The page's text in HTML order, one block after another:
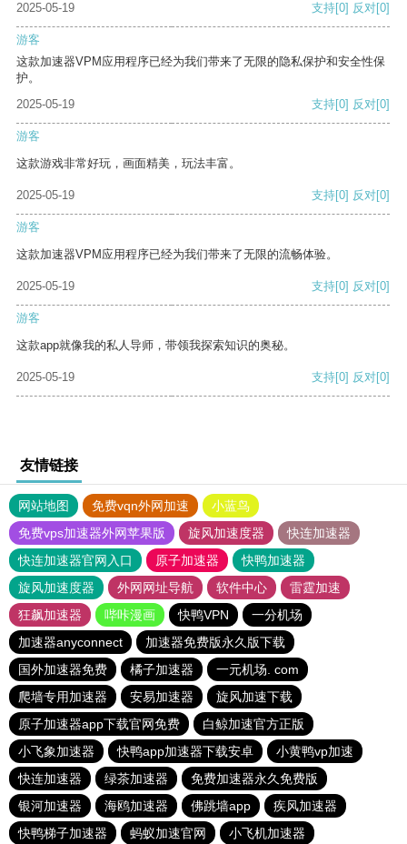
2025-05-19
支持[0] 反对[0]
游客
这款加速器VPM应用程序已经为我们带来了无限的隐私保护和安全性保
护。
2025-05-19
支持[0] 反对[0]
游客
这款游戏非常好玩，画面精美，玩法丰富。
2025-05-19 支持[0] 反对[0]
游客
这款加速器VPM应用程序已经为我们带来了无限的流畅体验。
2025-05-19 支持[0] 反对[0]
游客
这款app就像我的私人导师，带领我探索知识的奥秘。
2025-05-19 支持[0] 反对[0]
友情链接
网站地图 免费vqn外网加速
小蓝鸟
免费vps加速器外网苹果版
旋风加速度器
快连加速器
快连加速器官网入口
原子加速器
快鸭加速器
旋风加速度器
外网网址导航 软件中心
雷霆加速
狂飙加速器
哔咔漫画 快鸭VPN
一分机场
加速器anyconnect
加速器免费版永久版下载
国外加速器免费
橘子加速器
一元机场. com
爬墙专用加速器
安易加速器
旋风加速下载
原子加速器app下载官网免费
白鲸加速官方正版
小飞象加速器
快鸭app加速器下载安卓
小黄鸭vp加速
快连加速器
绿茶加速器
免费加速器永久免费版
银河加速器
海鸥加速器 佛跳墙app
疾风加速器
快鸭梯子加速器
蚂蚁加速官网 小飞机加速器